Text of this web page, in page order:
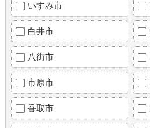
いすみ市
白井市
八街市
市原市
香取市